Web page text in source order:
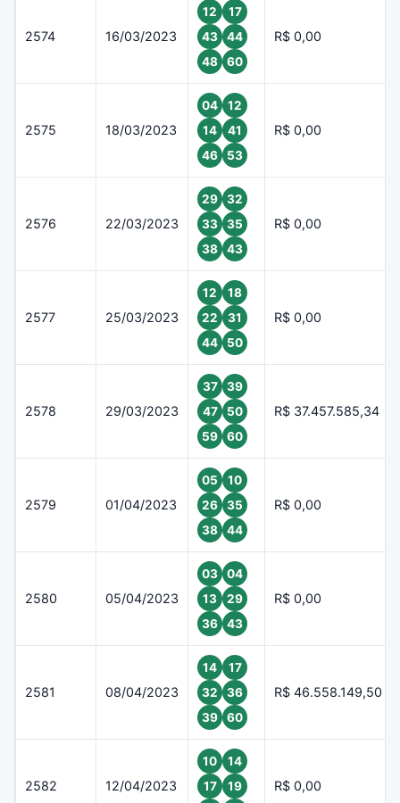
2574 16/03/2023
12
17
43
44
48
60
R$ 0,00
2575 18/03/2023
04
12
14
41
46
53
R$ 0,00
2576 22/03/2023
29
32
33
35
38
43
R$ 0,00
2577 25/03/2023
12
18
22
31
44
50
R$ 0,00
2578 29/03/2023
37
39
47
50
59
60
R$ 37.457.585,34
2579 01/04/2023
05
10
26
35
38
44
R$ 0,00
2580 05/04/2023
03
04
13
29
36
43
R$ 0,00
2581 08/04/2023
14
17
32
36
39
60
R$ 46.558.149,50
2582 12/04/2023
10
14
17
19
R$ 0,00